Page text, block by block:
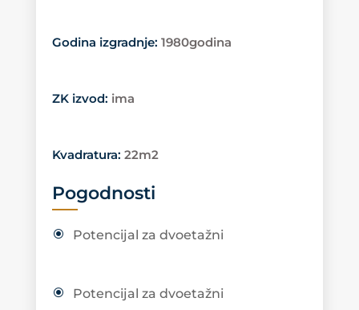
Godina izgradnje: 1980godina
ZK izvod: ima
Kvadratura: 22m2
Pogodnosti
Potencijal za dvoetažni
Potencijal za dvoetažni